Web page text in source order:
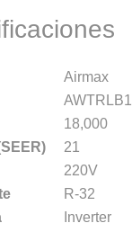
Airmax
18,000
21
220V
R-32
Inverter